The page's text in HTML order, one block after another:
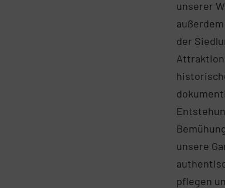
unserer
der
unsere
pflegen